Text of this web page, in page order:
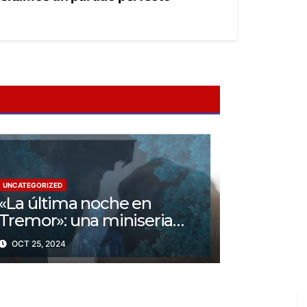
UNCATEGORIZED
«La última noche en
Tremor»: una miniseria
¿Cuál es su
trama?
OCT 25, 2024